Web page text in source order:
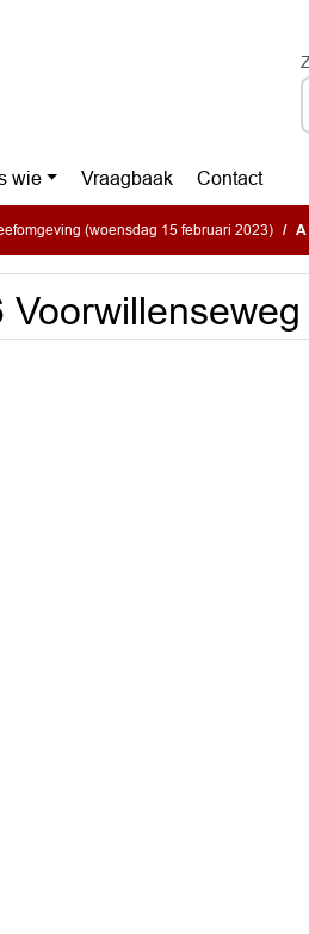
wie Vraagbaak Contact
(woensdag 15 februari 2023) A